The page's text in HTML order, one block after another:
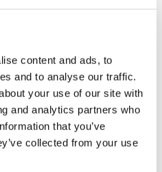
content and ads, to
and to analyse our traffic.
your use of our site with
and analytics partners who
that you’ve
collected from your use